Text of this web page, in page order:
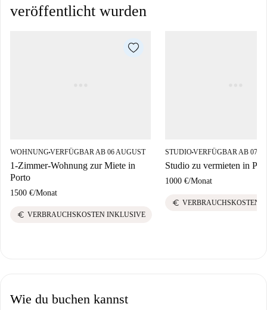
veröffentlicht wurden
WOHNUNG■VERFÜGBAR AB 06 AUGUST
1-Zimmer-Wohnung zur Miete in
Porto
1500 €/Monat
euro VERBRAUCHSKOSTEN INKLUSIVE
STUDIO■VERFÜGBAR AB 07
Studio zu vermieten in
1000 €/Monat
euro VERBRAUCHSKOSTEN
Wie du buchen kannst